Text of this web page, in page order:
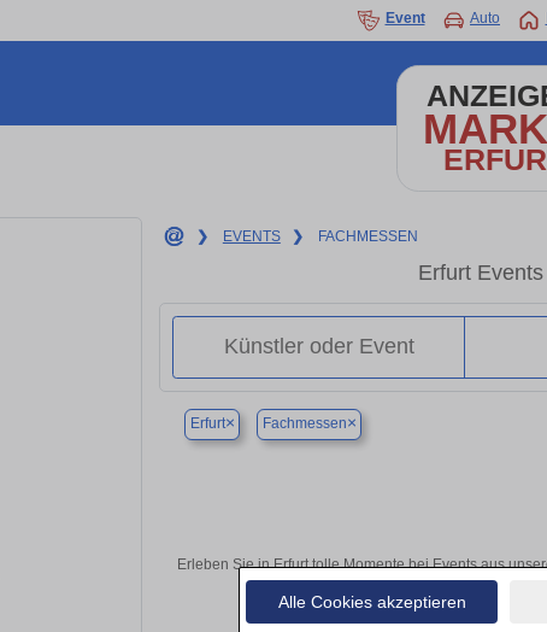
Alle Cookies akzeptieren
Event Auto
❯ EVENTS ❯ FACHMESSEN
Erfurt
Erfurt× Fachmessen×
Erleben Sie in Erfurt tolle Momente bei Events aus